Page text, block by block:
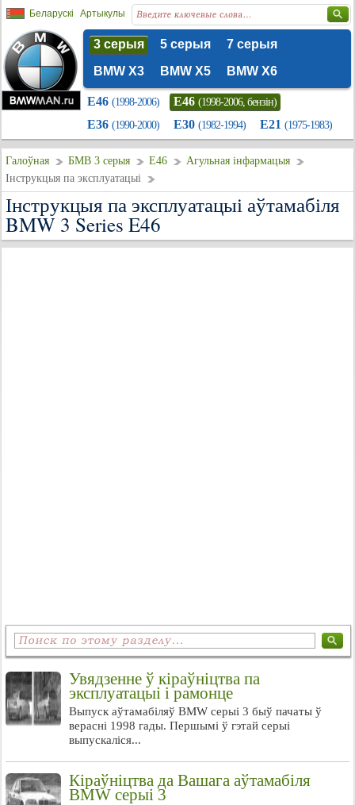
Беларускі Артыкулы
3 серыя 5 серыя
7 серыя
BMW X3
BMW X5 BMW X6
E46 (1998-2006) E46 (1998-2006, бензін)
E36 (1990-2000) E30 (1982-1994) E21 (1975-1983)
Галоўная БМВ 3 серыя E46
Агульная інфармацыя
Інструкцыя па эксплуатацыі
Інструкцыя па эксплуатацыі аўтамабіля
BMW 3 Series E46
Увядзенне ў кіраўніцтва па
эксплуатацыі і рамонце
Выпуск аўтамабіляў BMW серыі 3 быў пачаты ў
верасні 1998 гады. Першымі ў гэтай серыі
выпускаліся...
Кіраўніцтва да Вашага аўтамабіля
BMW серыі 3